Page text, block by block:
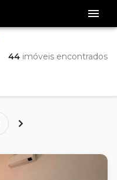
44 imóveis encontrados